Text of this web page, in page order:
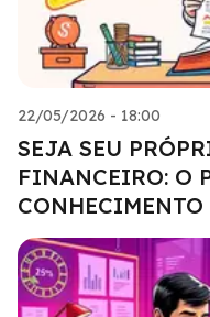
22/05/2026 - 18:00
SEJA SEU
FINANCEIRO: O
CONHECIMENTO